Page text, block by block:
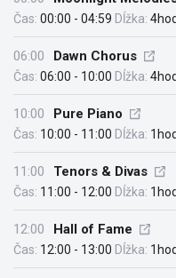
Čas: 00:00 - 04:59 Dĺžka:
06:00 Dawn Chorus
Čas: 06:00 - 10:00 Dĺžka:
10:00 Pure Piano
Čas: 10:00 - 11:00 Dĺžka:
11:00 Tenors & Divas
Čas: 11:00 - 12:00 Dĺžka:
12:00 Hall of Fame
Čas: 12:00 - 13:00 Dĺžka: